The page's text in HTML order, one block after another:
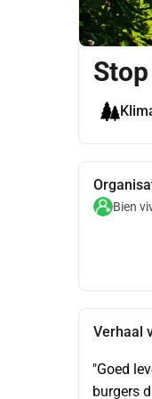
Bien
Verhaal
"Goed
burgers